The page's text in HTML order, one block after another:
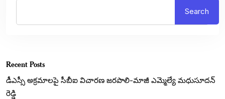
Search
Recent Posts
డీఎస్సీ అక్రమాలపై సీబీఐ విచారణ జరపాలి-మాజీ ఎమ్మెల్యే మధుసూదన్
రెడ్డి